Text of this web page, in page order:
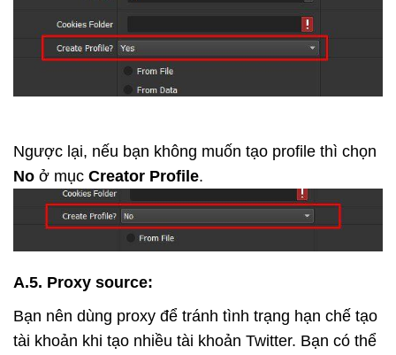
Ngược lại, nếu bạn không muốn tạo profile thì chọn
No ở mục Creator Profile.
A.5. Proxy source:
Bạn nên dùng proxy để tránh tình trạng hạn chế tạo
tài khoản khi tạo nhiều tài khoản Twitter. Bạn có thể